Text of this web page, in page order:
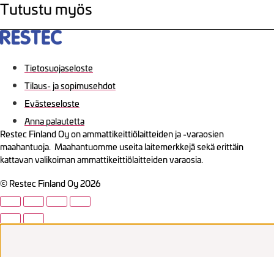
Tutustu myös
Tietosuojaseloste
Tilaus- ja sopimusehdot
Evästeseloste
Anna palautetta
Restec Finland Oy on ammattikeittiölaitteiden ja -varaosien
maahantuoja. Maahantuomme useita laitemerkkejä sekä erittäin
kattavan valikoiman ammattikeittiölaitteiden varaosia.
© Restec Finland Oy 2026